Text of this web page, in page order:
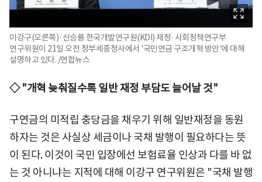
이강구(오른쪽)·신승룡 한국개발연구원(KDI) 재정·사회정책연구부
연구위원이 21일 오전 정부세종청사에서 '국민연금 구조개혁 방안'에 대해
설명하고 있다. /연합뉴스
◇ "개혁 늦춰질수록 일반 재정 부담도 늘어날 것"
구연금의 미적립 충당금을 채우기 위해 일반재정을 동원
하자는 것은 사실상 세금이나 국채 발행이 필요하다는 뜻
이 된다. 이것이 국민 입장에선 보험료율 인상과 다를 바 없
는 것 아니냐는 지적에 대해 이강구 연구위원은 "국채 발행